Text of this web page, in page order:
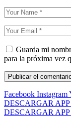
Guarda mi
para la próxima vez
Facebook Instagram
DESCARGAR
DESCARGAR APP